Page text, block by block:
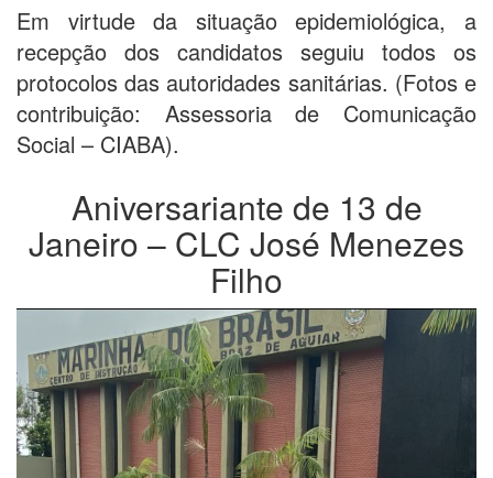
Em virtude da situação epidemiológica, a
recepção dos candidatos seguiu todos os
protocolos das autoridades sanitárias. (Fotos e
contribuição: Assessoria de Comunicação
Social – CIABA).
Aniversariante de 13 de
Janeiro – CLC José Menezes
Filho